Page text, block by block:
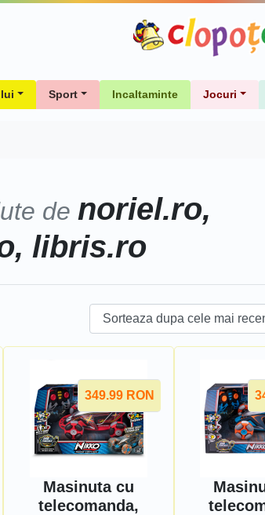
Sport Incaltaminte Jocuri
de noriel.ro,
libris.ro
349.99 RON
Masinuta cu
telecomanda,